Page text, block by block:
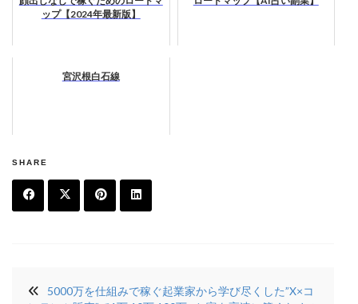
ップ【2024年最新版】
宮沢根白石線
SHARE
5000万を仕組みで稼ぐ起業家から学び尽くした”X×コ